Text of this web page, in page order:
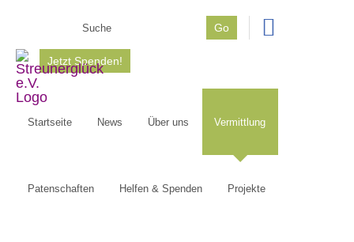
springen
Go
Jetzt Spenden!
Startseite News Über uns Vermittlung
Patenschaften Helfen & Spenden Projekte